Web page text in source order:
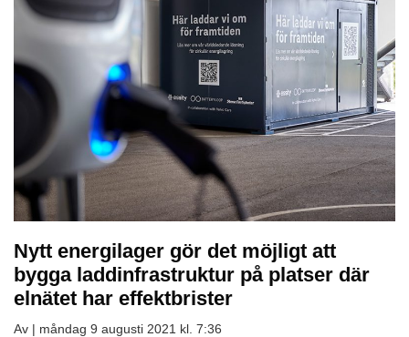
Nytt energilager gör det möjligt att
bygga laddinfrastruktur på platser där
elnätet har effektbrister
Av | måndag 9 augusti 2021 kl. 7:36